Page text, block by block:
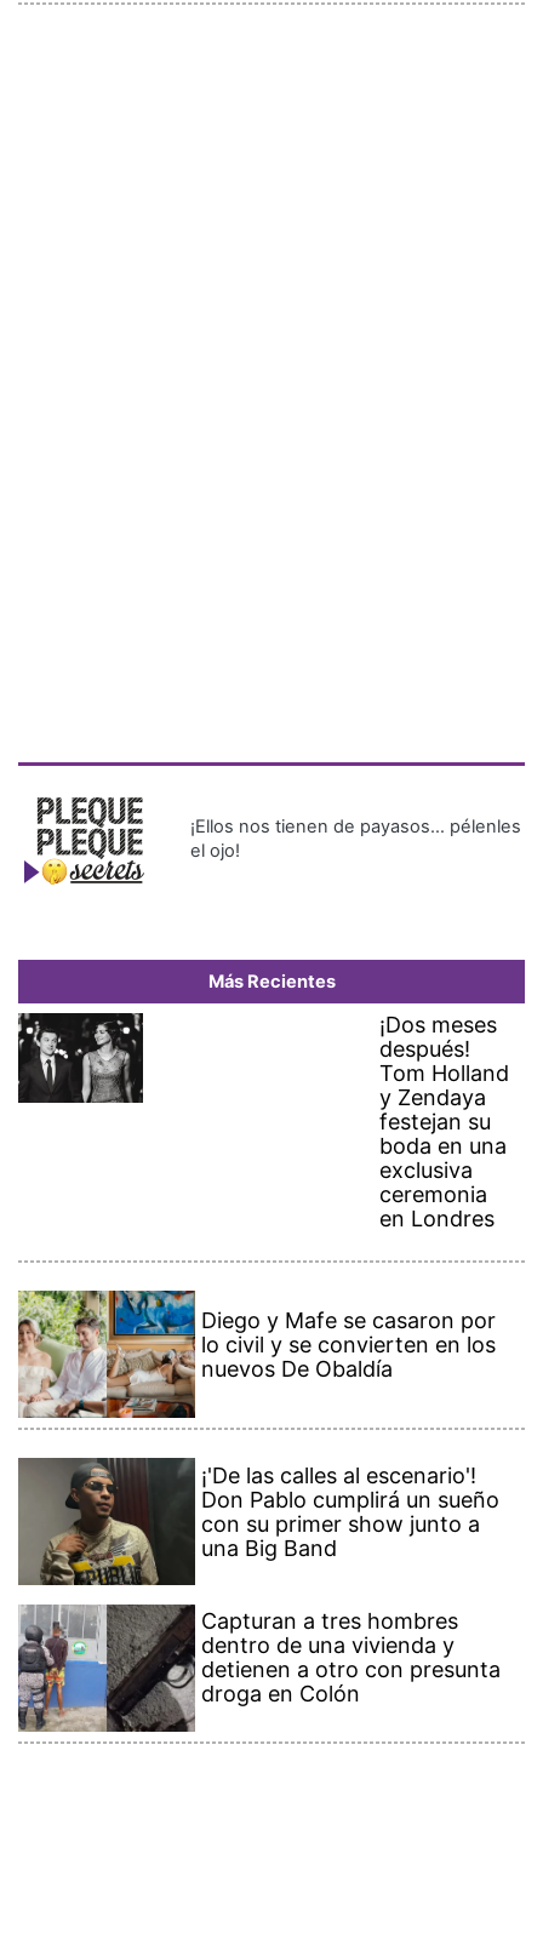
¡Ellos nos tienen de payasos… pélenles
el ojo!
Más Recientes
¡Dos meses
después!
Tom Holland
y Zendaya
festejan su
boda en una
exclusiva
ceremonia
en Londres
Diego y Mafe se casaron por
lo civil y se convierten en los
nuevos De Obaldía
¡'De las calles al escenario'!
Don Pablo cumplirá un sueño
con su primer show junto a
una Big Band
Capturan a tres hombres
dentro de una vivienda y
detienen a otro con presunta
droga en Colón